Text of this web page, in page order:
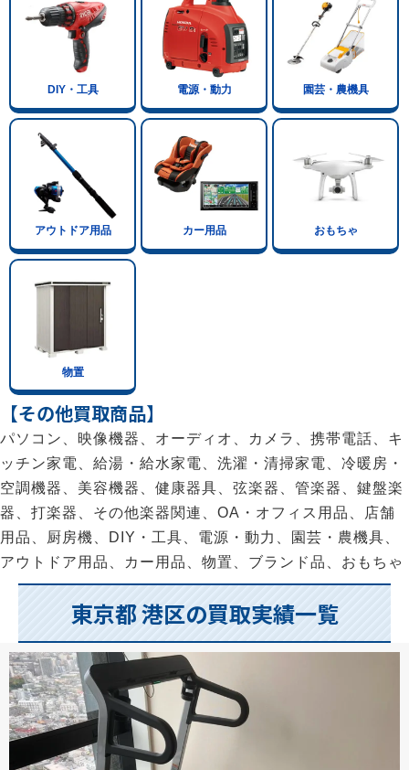
DIY・工具 電源・動力 園芸・農機具
アウトドア用品 カー用品 おもちゃ
物置
【その他買取商品】
パソコン、映像機器、オーディオ、カメラ、携帯電話、キ
ッチン家電、給湯・給水家電、洗濯・清掃家電、冷暖房・
空調機器、美容機器、健康器具、弦楽器、管楽器、鍵盤楽
器、打楽器、その他楽器関連、OA・オフィス用品、店舗
用品、厨房機、DIY・工具、電源・動力、園芸・農機具、
アウトドア用品、カー用品、物置、ブランド品、おもちゃ
東京都 港区の買取実績一覧